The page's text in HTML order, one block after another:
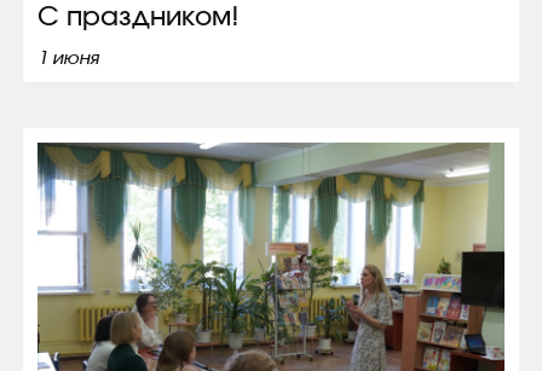
С праздником!
1 июня